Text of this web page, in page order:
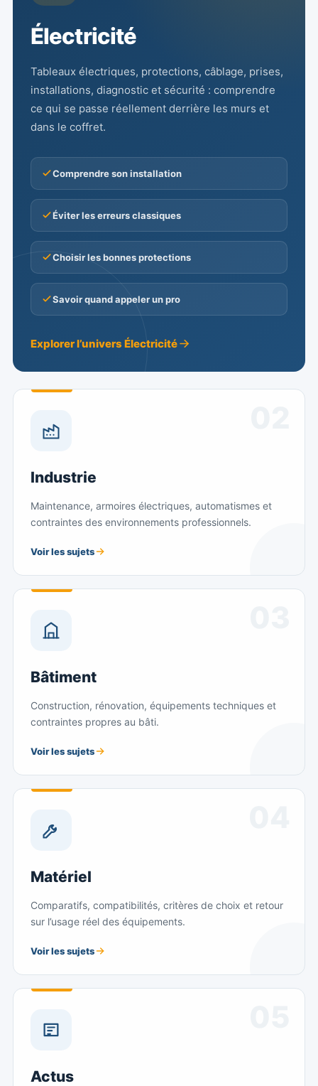
Électricité
Tableaux électriques, protections, câblage, prises,
installations, diagnostic et sécurité : comprendre
ce qui se passe réellement derrière les murs et
dans le coffret.
Comprendre son installation
Éviter les erreurs classiques
Choisir les bonnes protections
Savoir quand appeler un pro
Explorer l’univers Électricité
Industrie
Maintenance, armoires électriques, automatismes et
contraintes des environnements professionnels.
Voir les sujets
Bâtiment
Construction, rénovation, équipements techniques et
contraintes propres au bâti.
Voir les sujets
Matériel
Comparatifs, compatibilités, critères de choix et retour
sur l’usage réel des équipements.
Voir les sujets
Actus